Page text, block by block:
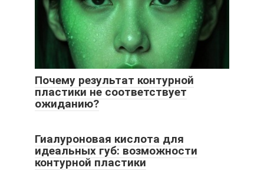
Почему результат контурной
пластики не соответствует
ожиданию?
Гиалуроновая кислота для
идеальных губ: возможности
контурной пластики